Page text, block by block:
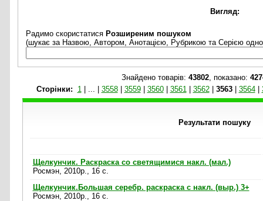
Вигляд:
Радимо скористатися Розширеним пошуком
(шукає за Назвою, Автором, Анотацією, Рубрикою та Серією
Знайдено товарів: 43802, показано:
Cторінки:
1 ... 3558 3559 3560 3561 3562 3563 3564
Результати пошуку
Щелкунчик. Раскраска со светящимися накл. (мал.)
Росмэн, 2010р., 16 c.
Щелкунчик.Большая серебр. раскраска с накл. (выр.) 3+
Росмэн, 2010р., 16 c.